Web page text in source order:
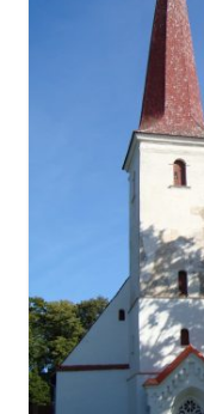
+371 26291909